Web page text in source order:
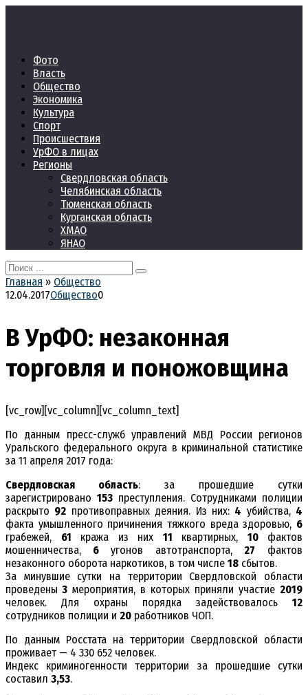
Фото
Власть
Общество
Экономика
Культура
Спорт
Происшествия
УрФО в лицах
Регионы
Свердловская область
Челябинская область
Тюменская область
Курганская область
ХМАО
ЯНАО
Search
for:
Главная » Общество
12.04.2017Общество0
В УрФО: незаконная
торговля и поножовщина
[vc_row][vc_column][vc_column_text]
По данным пресс-служб управлений МВД России регионов
Уральского федерального округа в криминальной статистике
за 11 апреля 2017 года:
Свердловская область: за прошедшие сутки
зарегистрировано 153 преступления. Сотрудниками полиции
раскрыто 92 противоправных деяния. Из них: 4 убийства, 4
факта умышленного причинения тяжкого вреда здоровью, 6
грабежей, 61 кража из них 11 квартирных, 10фактов
мошенничества, 6угонов автотранспорта,27 фактов
незаконного оборота наркотиков, в том числе 18 сбытов.
За минувшие сутки на территории Свердловской области
проведены 3 мероприятия, в которых приняли участие 2019
человек. Для охраны порядка задействовалось 12
сотрудников полиции и 20 работников ЧОП.
По данным Росстата на территории Свердловской области
проживает — 4 330 652 человек.
Индекс криминогенности территории за прошедшие сутки
составил 3,53.